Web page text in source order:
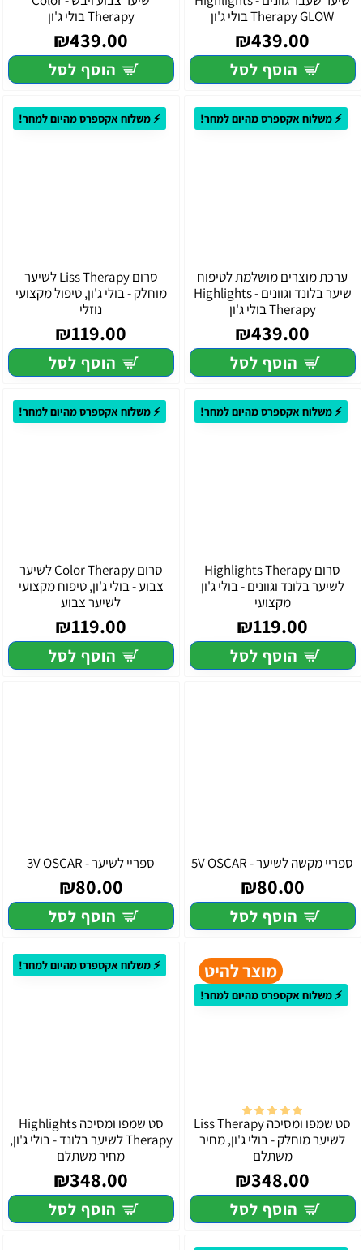
Therapy GLOW בולי ג'ון
₪439.00
הוסף לסל
Therapy בולי ג'ון
₪439.00
הוסף לסל
⚡ משלוח אקספרס מהיום למחר!
ערכת מוצרים מושלמת לטיפוח
שיער בלונד וגוונים - Highlights
Therapy בולי ג'ון
₪439.00
הוסף לסל
⚡ משלוח אקספרס מהיום למחר!
סרום Liss Therapy לשיער
מוחלק - בולי ג'ון, טיפול מקצועי
נוזלי
₪119.00
הוסף לסל
⚡ משלוח אקספרס מהיום למחר!
סרום Highlights Therapy
לשיער בלונד וגוונים - בולי ג'ון
מקצועי
₪119.00
הוסף לסל
⚡ משלוח אקספרס מהיום למחר!
סרום Color Therapy לשיער
צבוע - בולי ג'ון, טיפוח מקצועי
לשיער צבוע
₪119.00
הוסף לסל
ספריי מקשה לשיער - 5V OSCAR
₪80.00
הוסף לסל
ספריי לשיער - 3V OSCAR
₪80.00
הוסף לסל
מוצר להיט
⚡ משלוח אקספרס מהיום למחר!
סט שמפו ומסיכה Liss Therapy
לשיער מוחלק - בולי ג'ון, מחיר
משתלם
₪348.00
הוסף לסל
⚡ משלוח אקספרס מהיום למחר!
סט שמפו ומסיכה Highlights
Therapy לשיער בלונד - בולי ג'ון,
מחיר משתלם
₪348.00
הוסף לסל